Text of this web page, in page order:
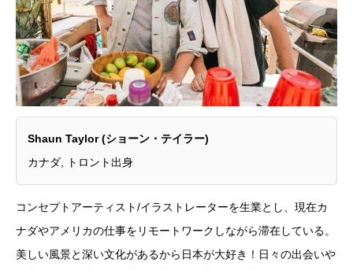
Shaun Taylor (ショーン・テイラー)
カナダ, トロント出身
コンセプトアーティスト/イラストレーターを生業とし、現在カ
ナダやアメリカの仕事をリモートワークしながら滞在している。
美しい風景と深い文化があるから日本が大好き！日々の出会いや